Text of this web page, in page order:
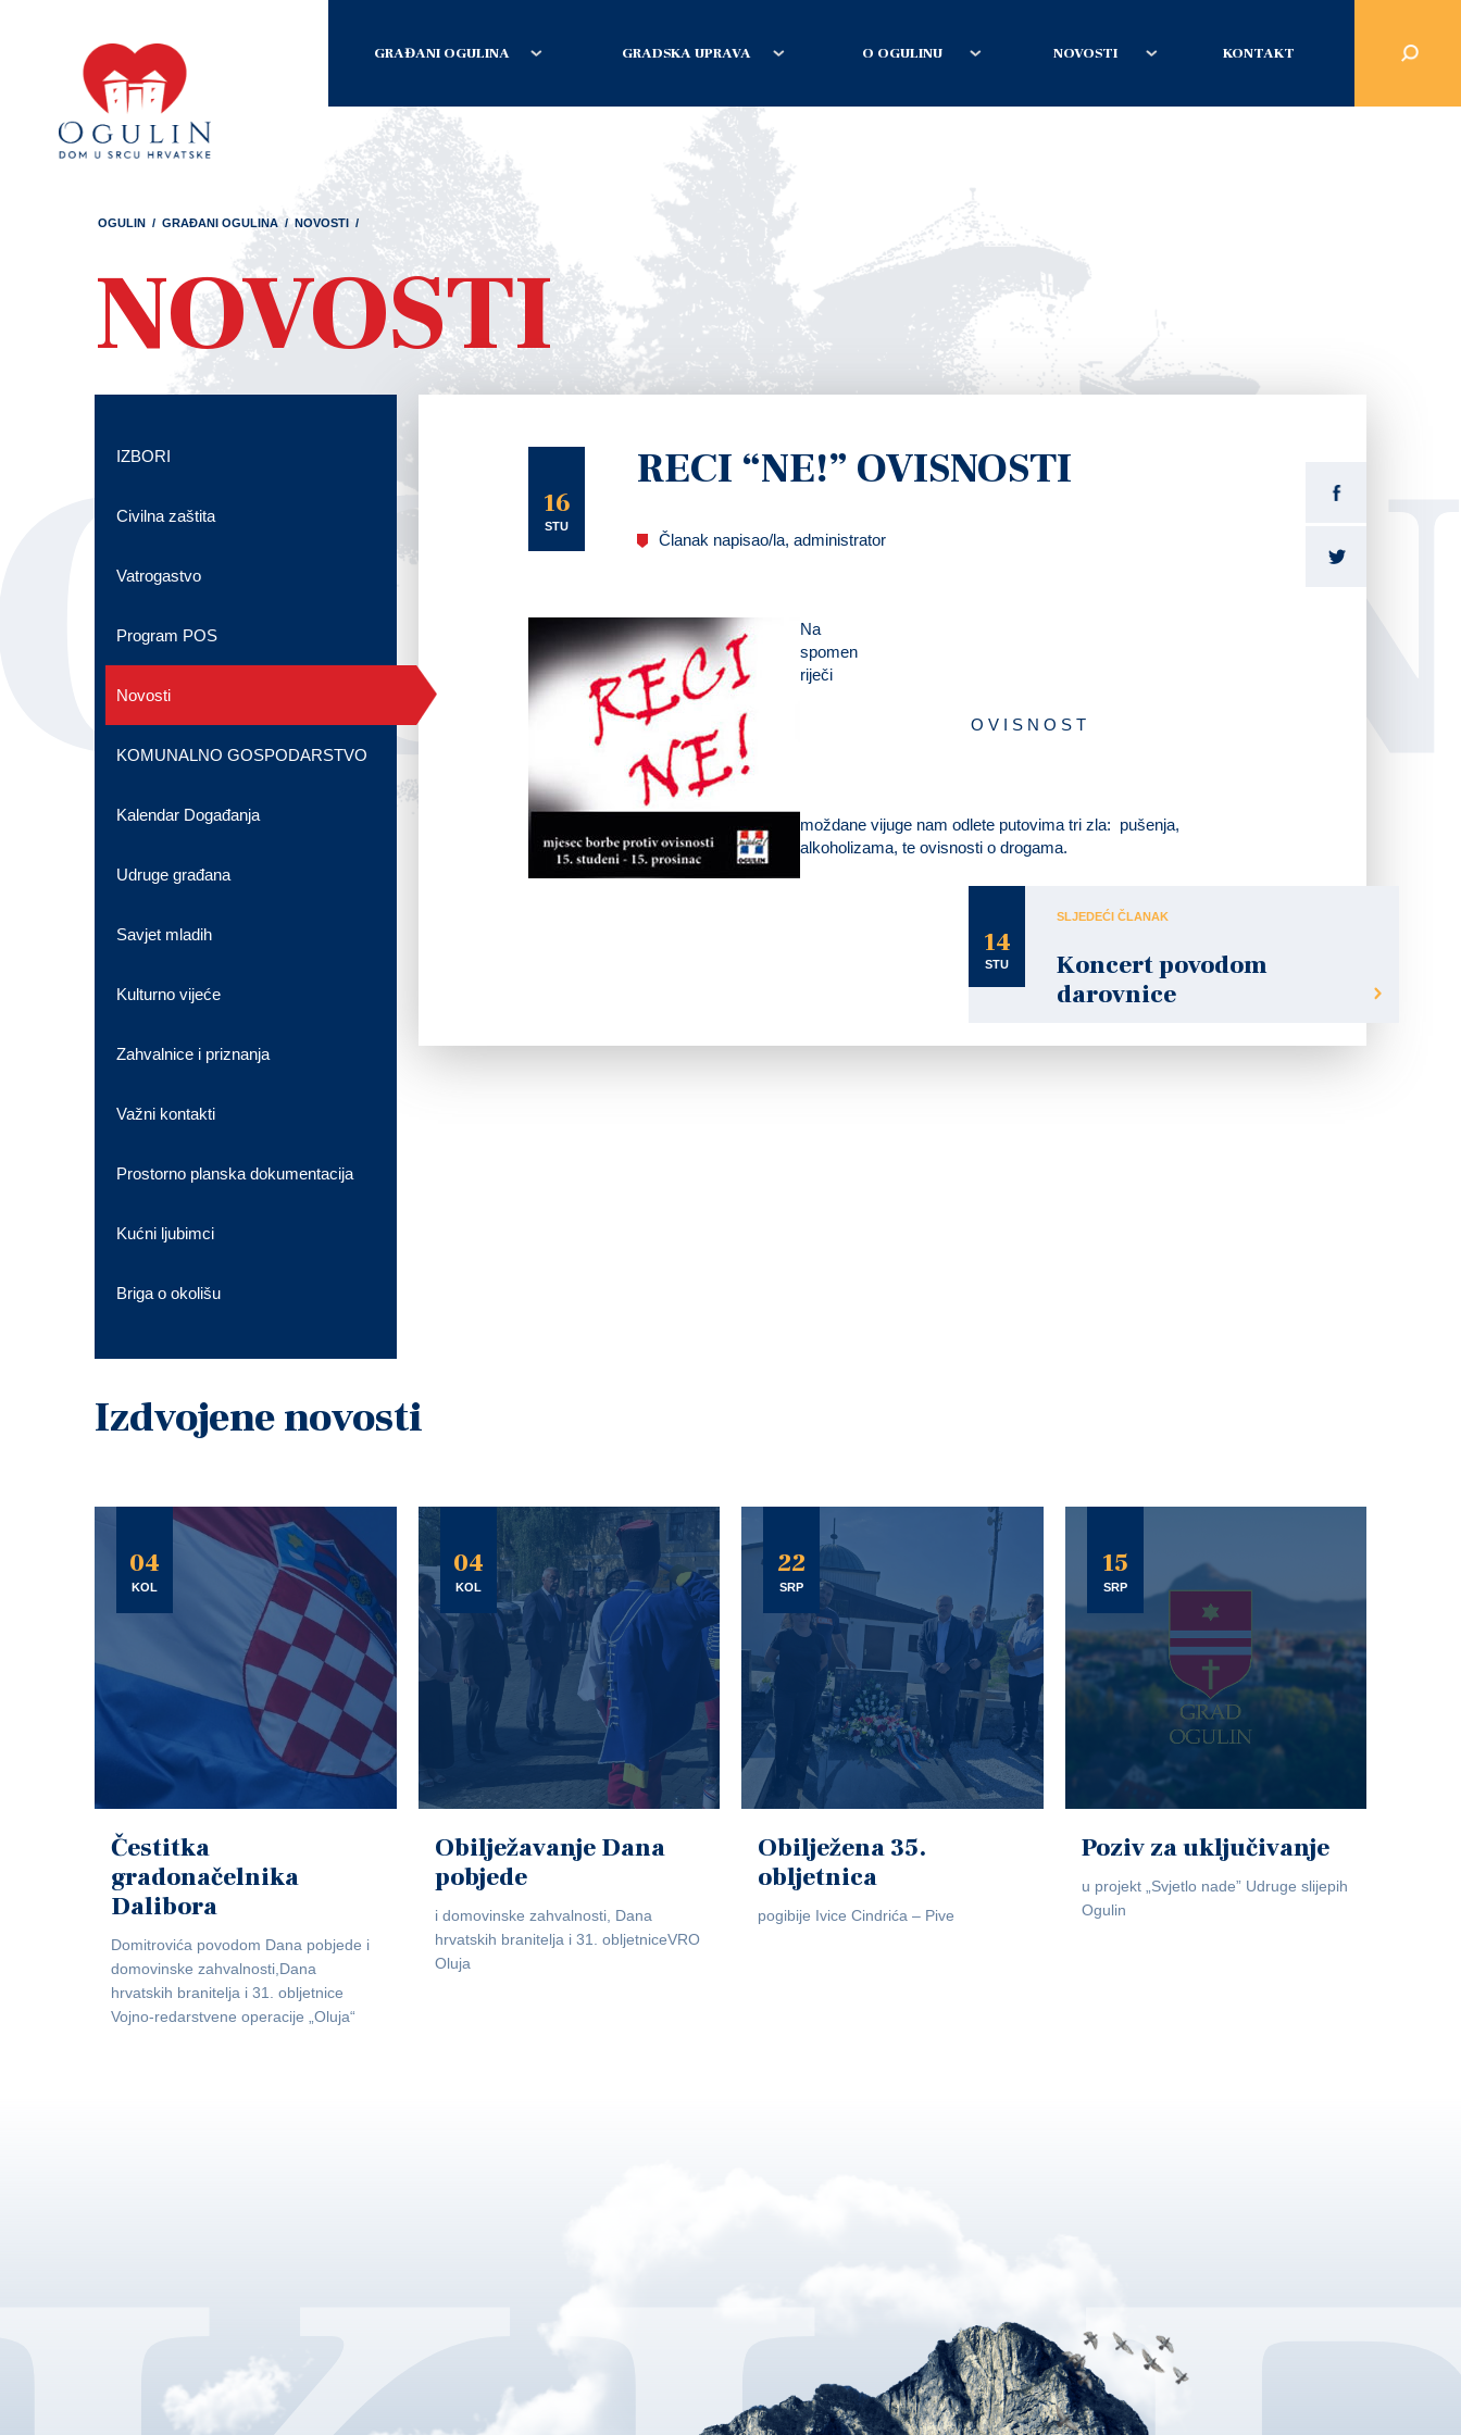
GRAĐANI OGULINA GRADSKA UPRAVA O OGULINU NOVOSTI KONTAKT
OGULIN / GRAĐANI OGULINA / NOVOSTI /
NOVOSTI
16
STU
RECI “NE!” OVISNOSTI
Članak napisao/la, administrator
Na
spomen
riječi
O V I S N O S T
moždane vijuge nam odlete putovima tri zla: pušenja,
alkoholizama, te ovisnosti o drogama.
14
STU
SLJEDEĆI ČLANAK
Koncert povodom
darovnice
IZBORI
Civilna zaštita
Vatrogastvo
Program POS
Novosti
KOMUNALNO GOSPODARSTVO
Kalendar Događanja
Udruge građana
Savjet mladih
Kulturno vijeće
Zahvalnice i priznanja
Važni kontakti
Prostorno planska dokumentacija
Kućni ljubimci
Briga o okolišu
Izdvojene novosti
04
KOL
Čestitka
gradonačelnika
Dalibora
Domitrovića povodom Dana pobjede i
domovinske zahvalnosti,Dana
hrvatskih branitelja i 31. obljetnice
Vojno-redarstvene operacije „Oluja“
04
KOL
Obilježavanje Dana
pobjede
i domovinske zahvalnosti, Dana
hrvatskih branitelja i 31. obljetniceVRO
Oluja
22
SRP
Obilježena 35.
obljetnica
pogibije Ivice Cindrića – Pive
15
SRP
Poziv za uključivanje
u projekt „Svjetlo nade” Udruge slijepih
Ogulin